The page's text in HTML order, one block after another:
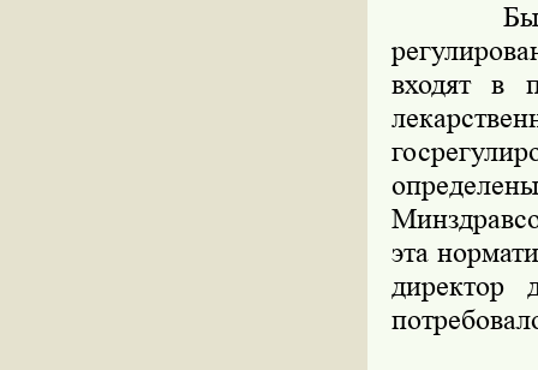
Была
входят в
эта
директор